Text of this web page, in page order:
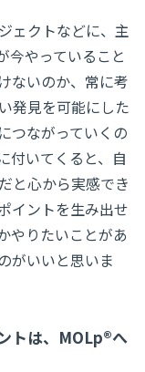
ェクトなどに、主
今やっていること
ないのか、常に考
発見を可能にした
つながっていくの
付いてくると、自
と心から実感でき
イントを生み出せ
やりたいことがあ
がいいと思いま
トは、MOLp®へ